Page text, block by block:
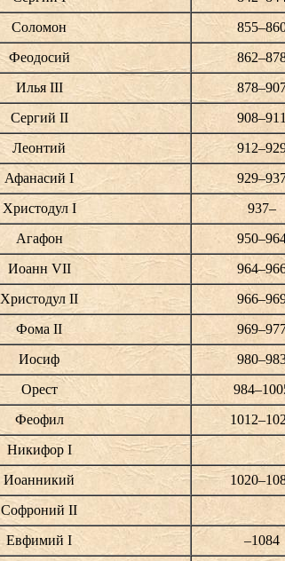
Соломон
Феодосий
Илья III
Сергий II
Леонтий
Афанасий I
Христодул I
937–
Агафон
Иоанн VII
Христодул II
Фома II
Иосиф
Орест
Феофил
Никифор I
Иоанникий
Софроний II
Евфимий I
–1084